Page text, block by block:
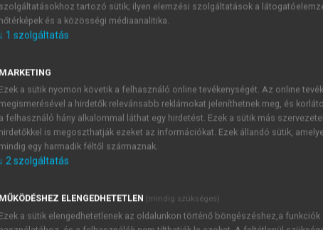
a modernista irodalom fejlődésére az osztálytermekben
kultúrhősként tisztelt Ernest Hemingway (1899–1961).
kitartást, egyfajta sztoikus hősiességet és
tömörítettségével a modern kor emberének
nyilvánvaló, ami a tágabb értelemben vettstílusként
szándékoltan díszítetlen, rövid, egyszerű
nyelv,53másrészt az impresszionisztikus, ritmikus
a „hely érzetét” (Henry James terminusa) visszaadni,
és morális stílus a világ szemrevételezésének új
hely, melyből mindig a sarokba szorított ember
szolgáltatásokhoz tartozó sütik; ilyen elemzési szolgáltatások a
hőtérképek és a közösségi médiaanalitika.
↓ 1 szolgáltatás
MARKETING
Ezek a sütik nyomon követik a felhasználó online tevékenységét. Az online
megismerésével a hirdetők relevánsabb reklámokat jeleníthetnek meg, és
a felhasználó hány alkalommal láthat egy hirdetést. Ezek a sütik más
hirdetőkkel is megoszthatják ezeket az információkat. Ezek állandó sütik,
mindig egy harmadik féltől származnak.
↓ 2szolgáltatás
MŰKÖDÉSHEZ ELENGEDHETETLEN (mindig szükséges)
Ezek a sütik elengedhetetlenek az oldalunkon történő böngészéshez,a funkciók